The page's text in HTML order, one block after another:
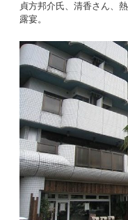
貞方邦介氏、清香さん、
露宴。